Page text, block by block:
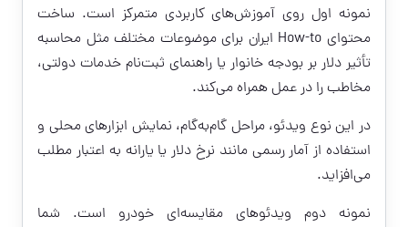
نمونه اول روی آموزش‌های کاربردی متمرکز است. ساخت
محتوای How-to ایران برای موضوعات مختلف مثل محاسبه
تأثیر دلار بر بودجه خانوار یا راهنمای ثبت‌نام خدمات دولتی،
مخاطب را در عمل همراه می‌کند.
در این نوع ویدئو، مراحل گام‌به‌گام، نمایش ابزارهای محلی و
استفاده از آمار رسمی مانند نرخ دلار یا یارانه به اعتبار مطلب
می‌افزاید.
نمونه دوم ویدئوهای مقایسه‌ای خودرو است. شما